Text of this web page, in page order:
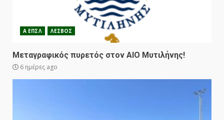
Α ΕΠΣΛ ΛΕΣΒΟΣ
Μεταγραφικός πυρετός στον ΑΙΟ Μυτιλήνης!
6 ημέρες ago